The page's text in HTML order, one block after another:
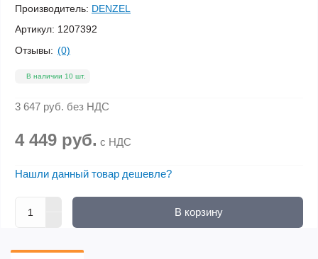
Производитель: DENZEL
Артикул: 1207392
Отзывы: (0)
В наличии 10 шт.
3 647 руб. без НДС
4 449 руб. с НДС
Нашли данный товар дешевле?
В корзину